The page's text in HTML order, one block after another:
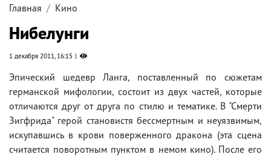
Главная Кино
Нибелунги
1 декабря 2011, 16:15
Эпический шедевр Ланга, поставленный по сюжетам
германской мифологии, состоит из двух частей, которые
отличаются друг от друга по стилю и тематике. В "Смерти
Зигфрида" герой становистя бессмертным и неуязвимым,
искупавшись в крови поверженного дракона (эта сцена
считается поворотным пунктом в немом кино). После его